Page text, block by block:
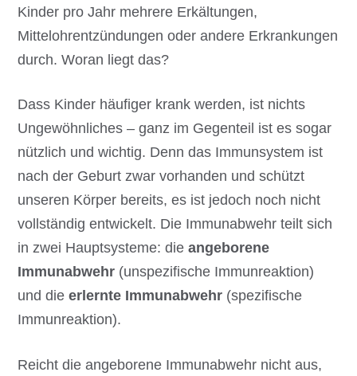
Kinder pro Jahr mehrere Erkältungen,
Mittelohrentzündungen oder andere Erkrankungen
durch. Woran liegt das?
Dass Kinder häufiger krank werden, ist nichts
Ungewöhnliches – ganz im Gegenteil ist es sogar
nützlich und wichtig. Denn das Immunsystem ist
nach der Geburt zwar vorhanden und schützt
unseren Körper bereits, es ist jedoch noch nicht
vollständig entwickelt. Die Immunabwehr teilt sich
in zwei Hauptsysteme: dieangeborene
Immunabwehr (unspezifische Immunreaktion)
und dieerlernte Immunabwehr (spezifische
Immunreaktion).
Reicht die angeborene Immunabwehr nicht aus,